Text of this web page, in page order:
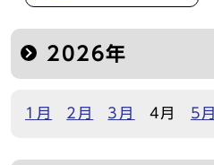
2026年
1月 2月 3月 4月 5月